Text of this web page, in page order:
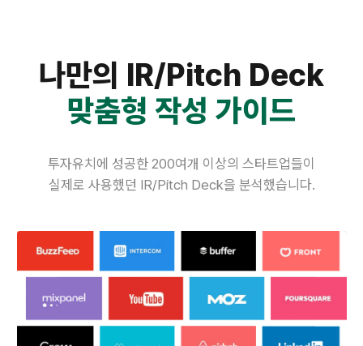
나만의 IR/Pitch Deck
맞춤형 작성 가이드
투자유치에 성공한 200여개 이상의 스타트업들이
실제로 사용했던 IR/Pitch Deck을 분석했습니다.